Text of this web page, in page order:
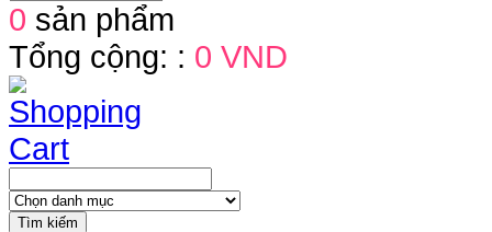
0 sản phẩm
Tổng cộng: : 0 VND
Tìm kiếm